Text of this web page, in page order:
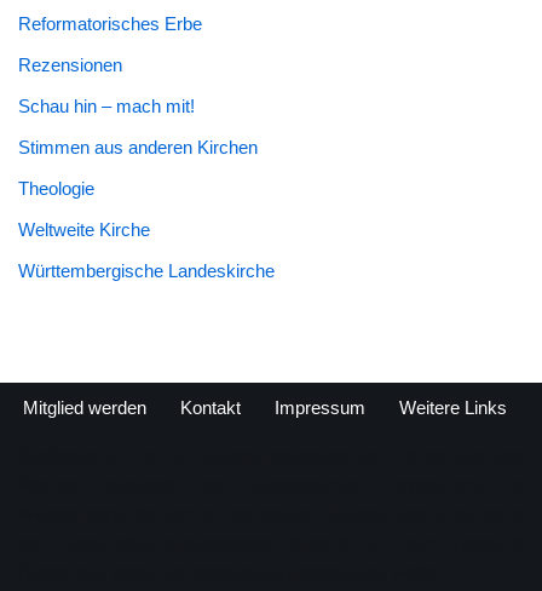
Reformatorisches Erbe
Rezensionen
Schau hin – mach mit!
Stimmen aus anderen Kirchen
Theologie
Weltweite Kirche
Württembergische Landeskirche
Mitglied werden Kontakt Impressum Weitere Links